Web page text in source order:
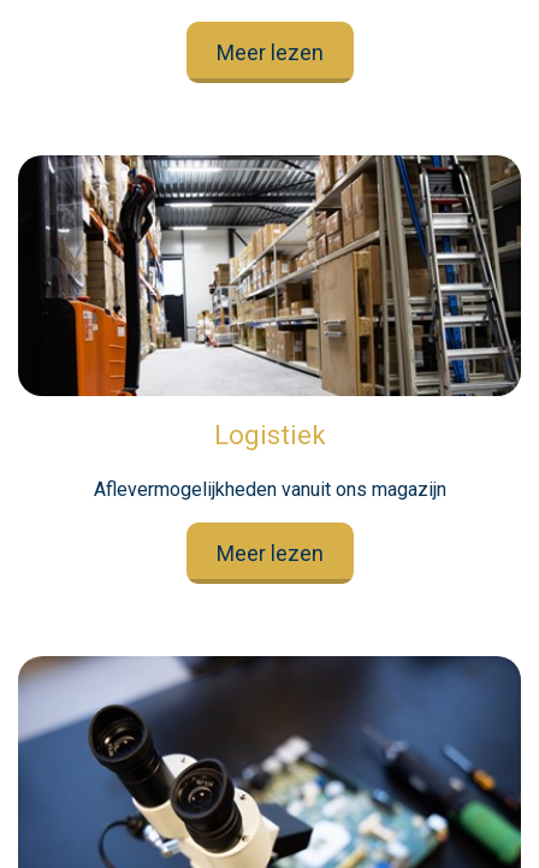
Meer lezen
Logistiek
Aflevermogelijkheden vanuit ons magazijn
Meer lezen